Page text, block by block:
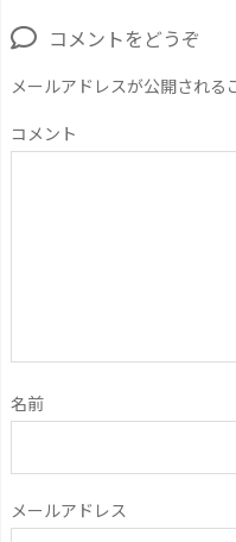
コメントをどうぞ
メールアドレスが公開される
コメント
名前
メールアドレス